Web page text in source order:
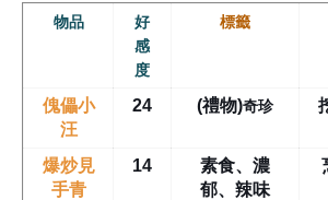
物品
好
感
度
標籤
傀儡小
汪
24 (禮物)奇珍
爆炒見
手青
14
素食、濃
郁、辣味